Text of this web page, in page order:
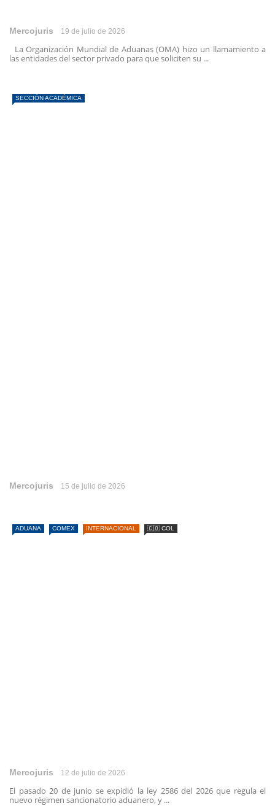
Mercojuris 19 de julio de 2026
La Organización Mundial de Aduanas (OMA) hizo un llamamiento a
las entidades del sector privado para que soliciten su ...
SECCIÓN ACADÉMICA
Mercojuris 15 de julio de 2026
ADUANA COMEX INTERNACIONAL 🇨🇴 COL
Mercojuris 12 de julio de 2026
El pasado 20 de junio se expidió la ley 2586 del 2026 que regula el
nuevo régimen sancionatorio aduanero, y ...